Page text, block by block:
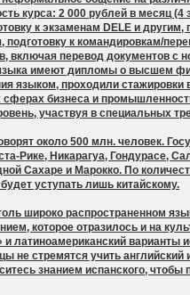
курса: 2 000 рублей в месяц
к экзаменам DELE и другим,
к командировкам/
перевод документов с
имеют дипломы о высшем
проходили стажировки
бизнеса и
участвуя в специальных
около 500 млн. человек.
Рике, Никарагуа, Гондурасе,
Сахаре и Марокко. По
уступать лишь китайскому.
широко распространенном
которое отразилось и на
латиноамериканский варианты
стремятся учить
знанием испанского,